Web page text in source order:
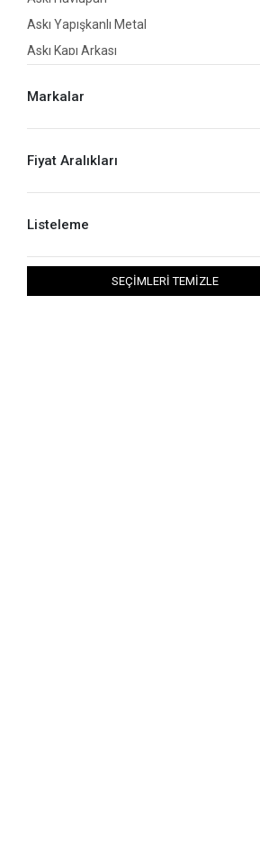
Askı Yapışkanlı Metal
Askı Kapı Arkası
Askı Fön Makinesi
Askı Aksesuar Plastik
Askı Portmanto
Askı Elbise Silikon Kaplama Metal
Markalar
Fiyat Aralıkları
Listeleme
SEÇİMLERİ TEMİZLE